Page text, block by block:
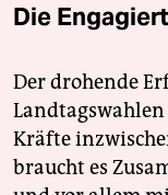
Die
Der drohende
Kräfte
braucht es